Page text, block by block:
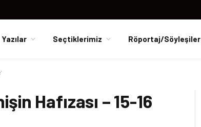
Yazılar Seçtiklerimiz Röportaj/Söyleşiler
Hafızası – 15-16